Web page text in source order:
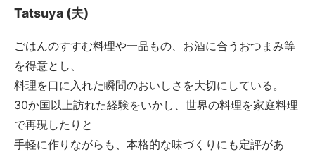
Tatsuya (夫)
ごはんのすすむ料理や一品もの、お酒に合うおつまみ等
を得意とし、
料理を口に入れた瞬間のおいしさを大切にしている。
30か国以上訪れた経験をいかし、世界の料理を家庭料理
で再現したりと
手軽に作りながらも、本格的な味づくりにも定評があ